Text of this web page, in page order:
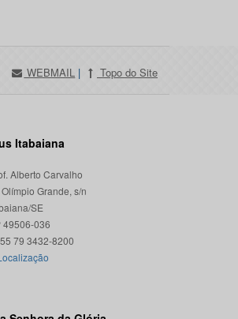
WEBMAIL | Topo do Site
Itabaiana
Alberto Carvalho
Grande, s/n
SE
49506-036